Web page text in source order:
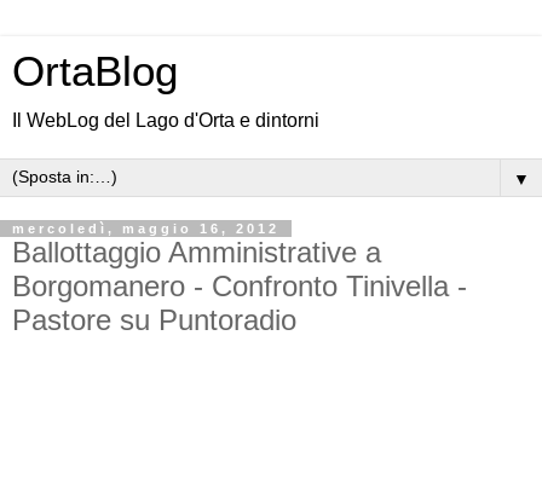
OrtaBlog
Il WebLog del Lago d'Orta e dintorni
▼
mercoledì, maggio 16, 2012
Ballottaggio Amministrative a
Borgomanero - Confronto Tinivella -
Pastore su Puntoradio